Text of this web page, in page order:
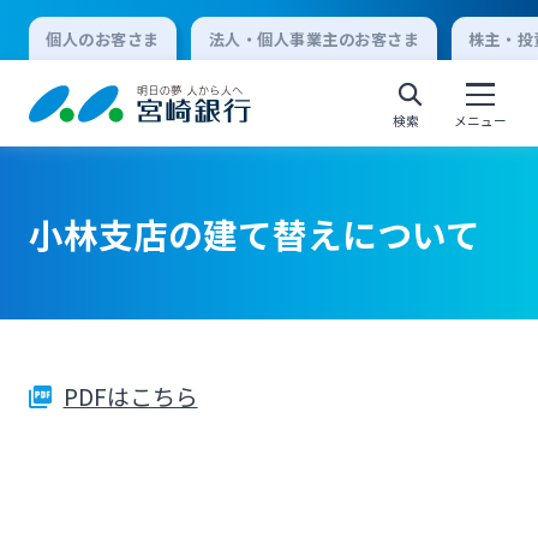
個人のお客さま 法人・個人事業主のお客さま 株主・
検索 メニュー
個人向けインターネットバンキング
ログオン
法人向けインターネットバンキング
小林支店の建て替えについて
PDFはこちら